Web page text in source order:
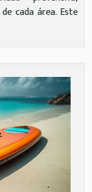
cada área. Este